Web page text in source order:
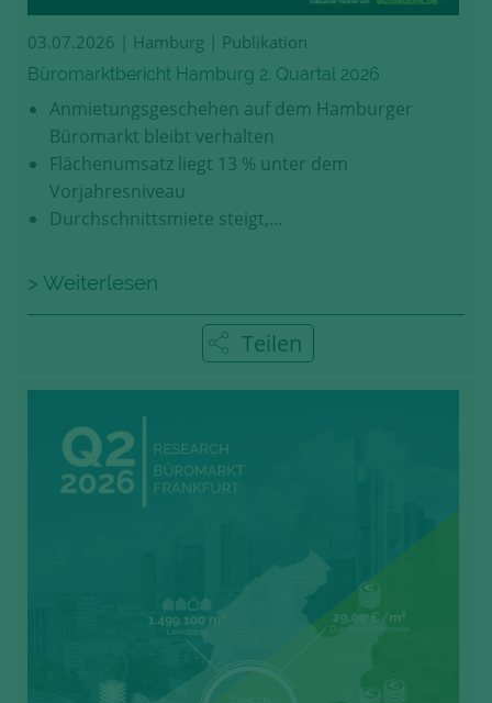
03.07.2026 | Hamburg | Publikation
Büromarktbericht Hamburg 2. Quartal 2026
Anmietungsgeschehen auf dem Hamburger
Büromarkt bleibt verhalten
Flächenumsatz liegt 13 % unter dem
Vorjahresniveau
Durchschnittsmiete steigt,…
> Weiterlesen
Teilen